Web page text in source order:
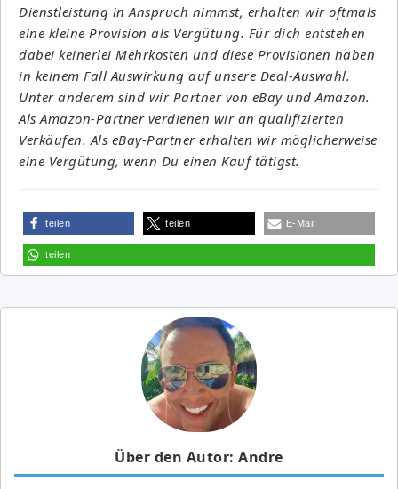
Dienstleistung in Anspruch nimmst, erhalten wir oftmals
eine kleine Provision als Vergütung. Für dich entstehen
dabei keinerlei Mehrkosten und diese Provisionen haben
in keinem Fall Auswirkung auf unsere Deal-Auswahl.
Unter anderem sind wir Partner von eBay und Amazon.
Als Amazon-Partner verdienen wir an qualifizierten
Verkäufen. Als eBay-Partner erhalten wir möglicherweise
eine Vergütung, wenn Du einen Kauf tätigst.
teilen teilen E-Mail
teilen
Über den Autor: Andre